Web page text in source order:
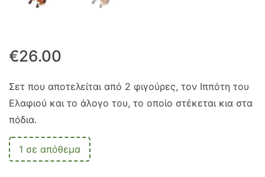
€26.00
Σετ που αποτελείται από 2 φιγούρες, τον Ιππότη του
Ελαφιού και το άλογο του, το οποίο στέκεται κια στα
πόδια.
1 σε απόθεμα